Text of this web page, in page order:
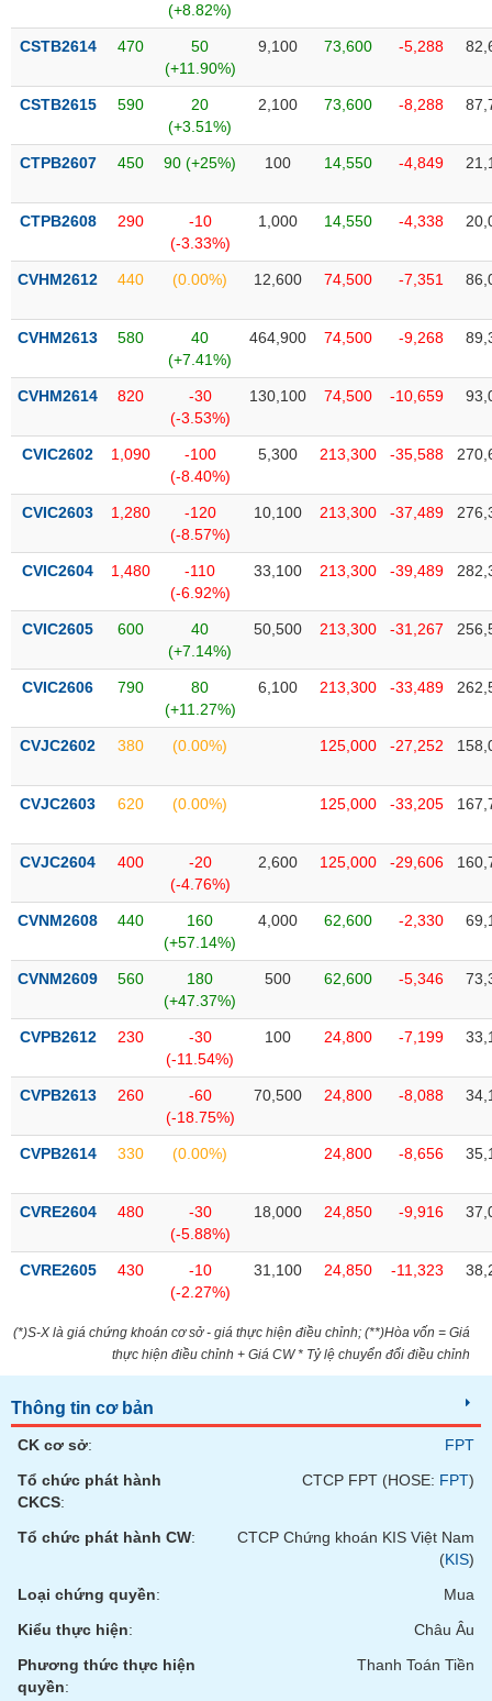
(+8.82%)
CSTB2614 470
50
(+11.90%)
9,100 73,600 -5,288
CSTB2615 590
20
(+3.51%)
2,100 73,600 -8,288
CTPB2607 450 90 (+25%) 100 14,550 -4,849
CTPB2608 290
-10
(-3.33%)
1,000 14,550 -4,338
CVHM2612 440 (0.00%) 12,600 74,500 -7,351
CVHM2613 580
40
(+7.41%)
464,900 74,500 -9,268
CVHM2614 820
-30
(-3.53%)
130,100 74,500 -10,659
CVIC2602 1,090
-100
(-8.40%)
5,300 213,300 -35,588
CVIC2603 1,280
-120
(-8.57%)
10,100 213,300 -37,489
CVIC2604 1,480
-110
(-6.92%)
33,100 213,300 -39,489
CVIC2605 600
40
(+7.14%)
50,500 213,300 -31,267
CVIC2606 790
80
(+11.27%)
6,100 213,300 -33,489
CVJC2602 380 (0.00%) 125,000 -27,252
CVJC2603 620 (0.00%) 125,000 -33,205
CVJC2604 400
-20
(-4.76%)
2,600 125,000 -29,606
CVNM2608 440
160
(+57.14%)
4,000 62,600 -2,330
CVNM2609 560
180
(+47.37%)
500 62,600 -5,346
CVPB2612 230
-30
(-11.54%)
100 24,800 -7,199
CVPB2613 260
-60
(-18.75%)
70,500 24,800 -8,088
CVPB2614 330 (0.00%) 24,800 -8,656
CVRE2604 480
-30
(-5.88%)
18,000 24,850 -9,916
CVRE2605 430
-10
(-2.27%)
31,100 24,850 -11,323
(*)S-X là giá chứng khoán cơ sở - giá thực hiện điều chỉnh; (**)Hòa vốn = Giá
thực hiện điều chỉnh + Giá CW * Tỷ lệ chuyển đổi điều chỉnh
Thông tin cơ bản
CK cơ sở:
FPT
Tổ chức phát hành
CKCS:
CTCP FPT (HOSE: FPT)
Tổ chức phát hành CW:
CTCP Chứng khoán KIS Việt Nam
(KIS)
Loại chứng quyền:
Mua
Kiểu thực hiện:
Châu Âu
Phương thức thực hiện
quyền:
Thanh Toán Tiền
thông
tài
liệu
tài